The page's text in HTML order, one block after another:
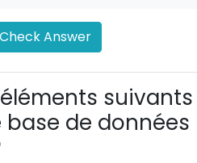
Check Answer
suivants
de données